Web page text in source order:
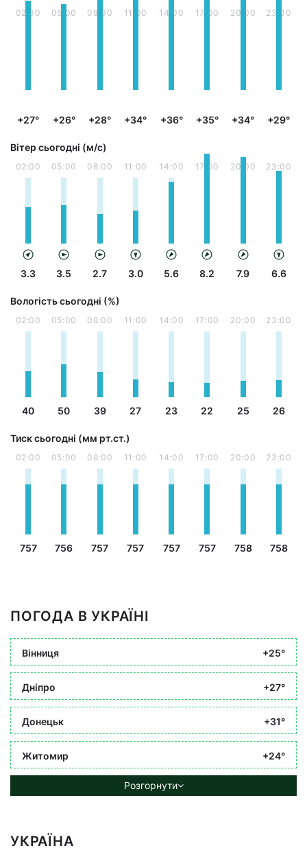
02:00
+27°
05:00
+26°
08:00
+28°
11:00
+34°
14:00
+36°
17:00
+35°
20:00
+34°
23:00
+29°
Вітер сьогодні (м/с)
02:00
3.3
05:00
3.5
08:00
2.7
11:00
3.0
14:00
5.6
17:00
8.2
20:00
7.9
23:00
6.6
Вологість сьогодні (%)
02:00
40
05:00
50
08:00
39
11:00
27
14:00
23
17:00
22
20:00
25
23:00
26
Тиск сьогодні (мм рт.ст.)
02:00
757
05:00
756
08:00
757
11:00
757
14:00
757
17:00
757
20:00
758
23:00
758
ПОГОДА В УКРАЇНІ
Вінниця +25°
Дніпро +27°
Донецьк +31°
Житомир +24°
Розгорнути
УКРАЇНА